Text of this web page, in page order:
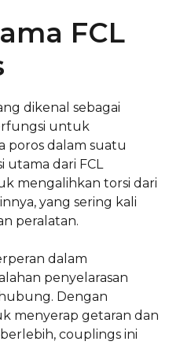
FCL
dikenal sebagai
untuk
dalam suatu
utama dari FCL
mengalihkan torsi dari
yang sering kali
peralatan.
dalam
penyelarasan
Dengan
menyerap getaran dan
couplings ini